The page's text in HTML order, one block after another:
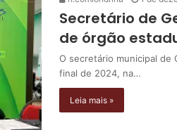
Secretário de
de órgão
O secretário municipal de
final de 2024, na…
Leia mais »